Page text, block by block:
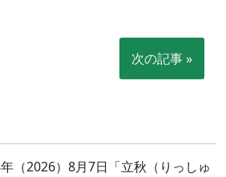
次の記事 »
2026）8月7日「立秋（りっしゅ